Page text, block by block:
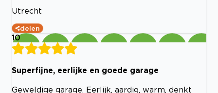
Utrecht
delen
10
Superfijne, eerlijke en goede garage
Geweldige garage. Eerlijk, aardig, warm, denkt